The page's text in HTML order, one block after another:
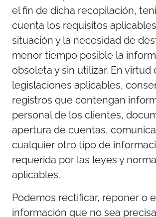
el fin de dicha recopilación,
cuenta los requisitos
situación y la necesidad de
menor tiempo posible la
obsoleta y sin utilizar. En virtud
legislaciones aplicables,
registros que contengan
personal de los clientes,
apertura de cuentas,
cualquier otro tipo de
requerida por las leyes y
aplicables.
Podemos rectificar, reponer o
información que no sea